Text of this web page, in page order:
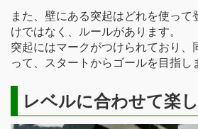
また、壁にある突起はどれを使って
けではなく、ルールがあります。
突起にはマークがつけられており、
って、スタートからゴールを目指し
レベルに合わせて楽